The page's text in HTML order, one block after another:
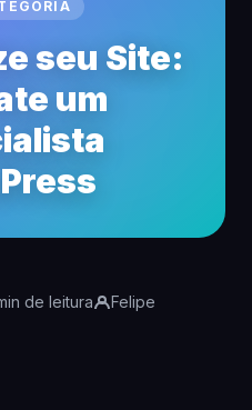
seu Site:
um
de leitura Felipe